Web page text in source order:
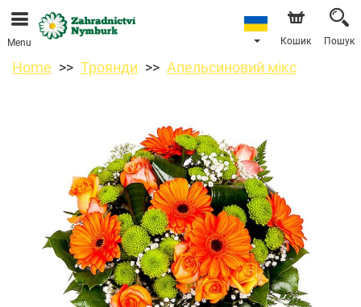
Ми приймаємо замовлення через наш інтернет-
магазин. Найближча можлива дата доставки —
11.08.2026 у зв’язку з відпусткою.
Menu Кошик Пошук
Home Троянди Апельсиновий мікс